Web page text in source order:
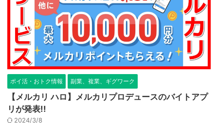
ポイ活・おトク情報 副業、複業、ギグワーク
【メルカリ ハロ】メルカリプロデュースのバイトアプ
リが発表!!
2024/3/8